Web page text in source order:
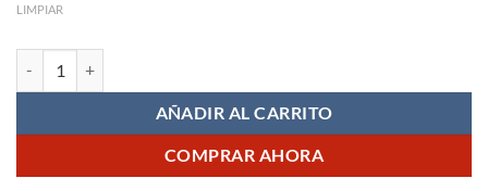
LIMPIAR
AÑADIR AL CARRITO
COMPRAR AHORA